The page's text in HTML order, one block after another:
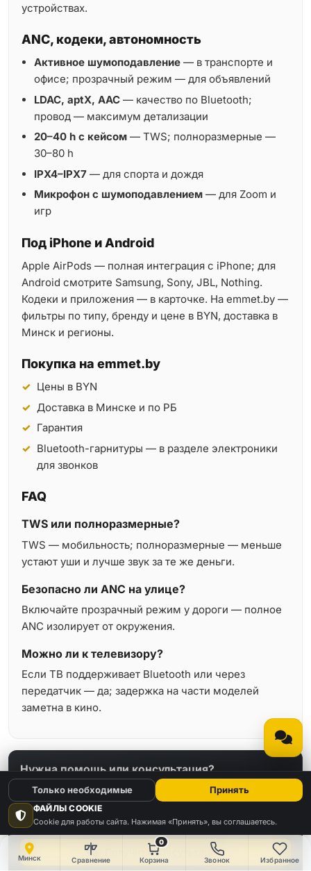
Минск Сравнение
0
Корзина Звонок Избранное
устройствах.
ANC, кодеки, автономность
Активное шумоподавление — в транспорте и
офисе; прозрачный режим — для объявлений
LDAC, aptX, AAC — качество по Bluetooth;
провод — максимум детализации
20–40 h с кейсом — TWS; полноразмерные —
30–80 h
IPX4–IPX7 — для спорта и дождя
Микрофон с шумоподавлением — для Zoom и
игр
Под iPhone и Android
Apple AirPods — полная интеграция с iPhone; для
Android смотрите Samsung, Sony, JBL, Nothing.
Кодеки и приложения — в карточке. На emmet.by —
фильтры по типу, бренду и цене в BYN, доставка в
Минск и регионы.
Покупка на emmet.by
Цены в BYN
Доставка в Минске и по РБ
Гарантия
Bluetooth-гарнитуры — в разделе электроники
для звонков
FAQ
TWS или полноразмерные?
TWS — мобильность; полноразмерные — меньше
устают уши и лучше звук за те же деньги.
Безопасно ли ANC на улице?
Включайте прозрачный режим у дороги — полное
ANC изолирует от окружения.
Можно ли к телевизору?
Если ТВ поддерживает Bluetooth или через
передатчик — да; задержка на части моделей
заметна в кино.
Нужна помощь или консультация?
Звоните или оставьте заявку — перезвоним в рабочее
время.
+375 (29) 666-91-98
Получить консультацию
ФАЙЛЫ COOKIE
Cookie для работы сайта. Нажимая «Принять», вы соглашаетесь.
Только необходимые Принять